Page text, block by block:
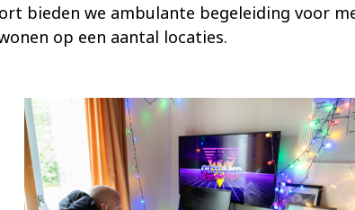
bieden we ambulante begeleiding voor
op een aantal locaties.